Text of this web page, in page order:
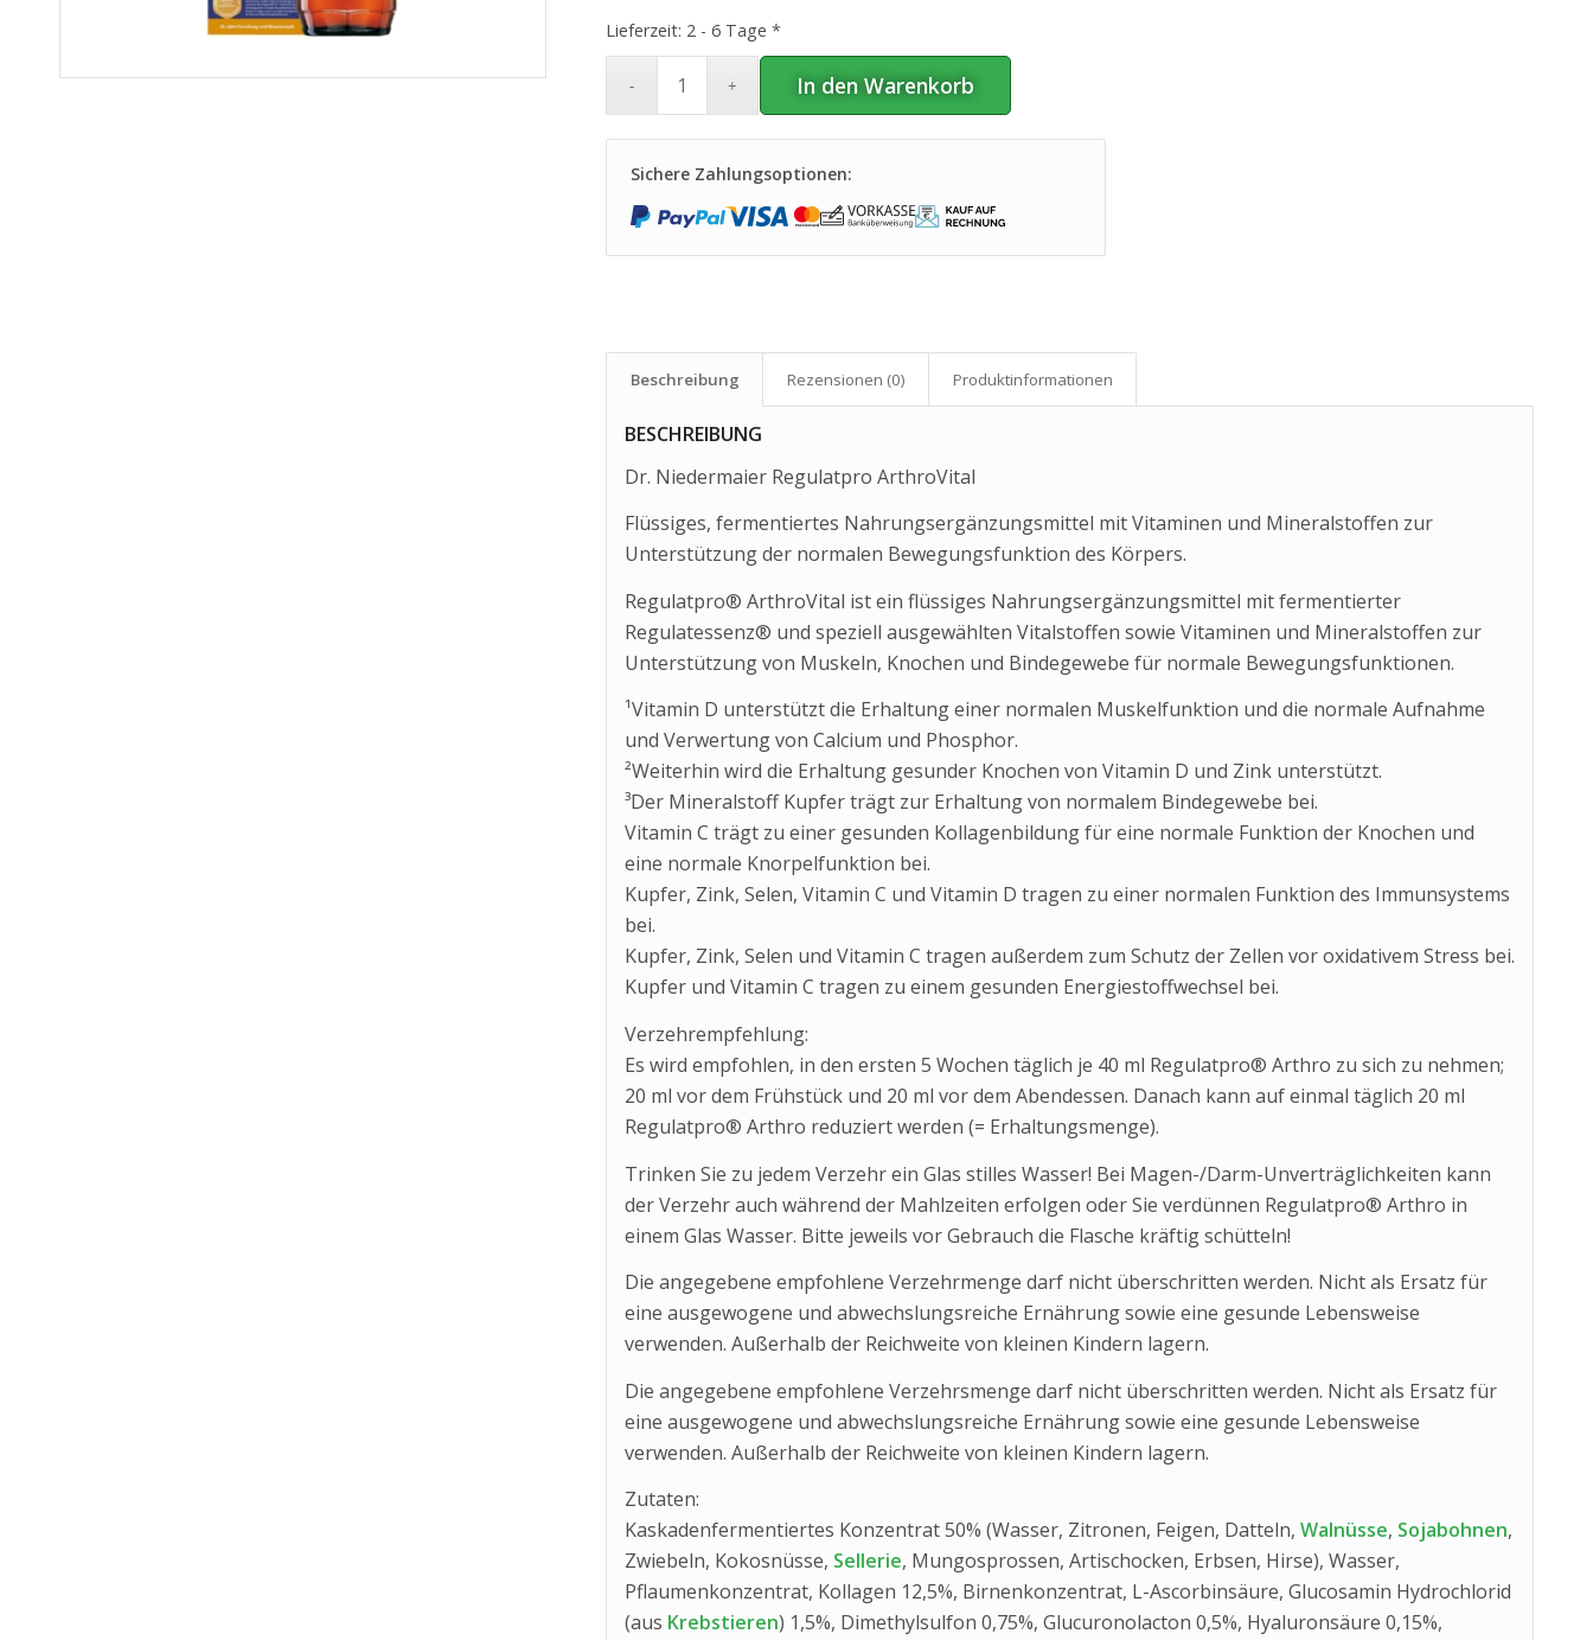
Lieferzeit: 2 - 6 Tage *
In den Warenkorb
Sichere Zahlungsoptionen:
Beschreibung Rezensionen (0) Produkt­informationen
BESCHREIBUNG
Dr. Niedermaier Regulatpro ArthroVital
Flüssiges, fermentiertes Nahrungsergänzungsmittel mit Vitaminen und Mineralstoffen zur
Unterstützung der normalen Bewegungsfunktion des Körpers.
Regulatpro® ArthroVital ist ein flüssiges Nahrungsergänzungsmittel mit fermentierter
Regulatessenz® und speziell ausgewählten Vitalstoffen sowie Vitaminen und Mineralstoffen zur
Unterstützung von Muskeln, Knochen und Bindegewebe für normale Bewegungsfunktionen.
¹Vitamin D unterstützt die Erhaltung einer normalen Muskelfunktion und die normale Aufnahme
und Verwertung von Calcium und Phosphor.
²Weiterhin wird die Erhaltung gesunder Knochen von Vitamin D und Zink unterstützt.
³Der Mineralstoff Kupfer trägt zur Erhaltung von normalem Bindegewebe bei.
Vitamin C trägt zu einer gesunden Kollagenbildung für eine normale Funktion der Knochen und
eine normale Knorpelfunktion bei.
Kupfer, Zink, Selen, Vitamin C und Vitamin D tragen zu einer normalen Funktion des Immunsystems
bei.
Kupfer, Zink, Selen und Vitamin C tragen außerdem zum Schutz der Zellen vor oxidativem Stress bei.
Kupfer und Vitamin C tragen zu einem gesunden Energiestoffwechsel bei.
Verzehrempfehlung:
Es wird empfohlen, in den ersten 5 Wochen täglich je 40 ml Regulatpro® Arthro zu sich zu nehmen;
20 ml vor dem Frühstück und 20 ml vor dem Abendessen. Danach kann auf einmal täglich 20 ml
Regulatpro® Arthro reduziert werden (= Erhaltungsmenge).
Trinken Sie zu jedem Verzehr ein Glas stilles Wasser! Bei Magen-/Darm-Unverträglichkeiten kann
der Verzehr auch während der Mahlzeiten erfolgen oder Sie verdünnen Regulatpro® Arthro in
einem Glas Wasser. Bitte jeweils vor Gebrauch die Flasche kräftig schütteln!
Die angegebene empfohlene Verzehrmenge darf nicht überschritten werden. Nicht als Ersatz für
eine ausgewogene und abwechslungsreiche Ernährung sowie eine gesunde Lebensweise
verwenden. Außerhalb der Reichweite von kleinen Kindern lagern.
Die angegebene empfohlene Verzehrsmenge darf nicht überschritten werden. Nicht als Ersatz für
eine ausgewogene und abwechslungsreiche Ernährung sowie eine gesunde Lebensweise
verwenden. Außerhalb der Reichweite von kleinen Kindern lagern.
Zutaten:
Kaskadenfermentiertes Konzentrat 50% (Wasser, Zitronen, Feigen, Datteln, Walnüsse, Sojabohnen,
Zwiebeln, Kokosnüsse, Sellerie, Mungosprossen, Artischocken, Erbsen, Hirse), Wasser,
Pflaumenkonzentrat, Kollagen 12,5%, Birnenkonzentrat, L-Ascorbinsäure, Glucosamin Hydrochlorid
(aus Krebstieren) 1,5%, Dimethylsulfon 0,75%, Glucuronolacton 0,5%, Hyaluronsäure 0,15%,